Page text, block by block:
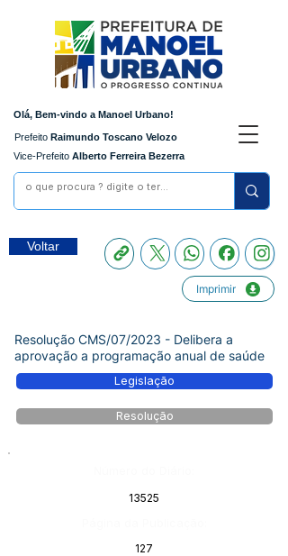
Olá, Bem-vindo a Manoel Urbano!
Prefeito Raimundo Toscano Velozo
Vice-Prefeito Alberto Ferreira Bezerra
Voltar
Imprimir
Resolução CMS/07/2023 - Delibera a
aprovação a programação anual de saúde
Legislação
Resolução
13525
127